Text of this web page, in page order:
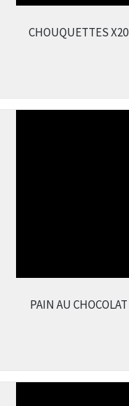
CHOUQUETTES X20
PAIN AU CHOCOLAT